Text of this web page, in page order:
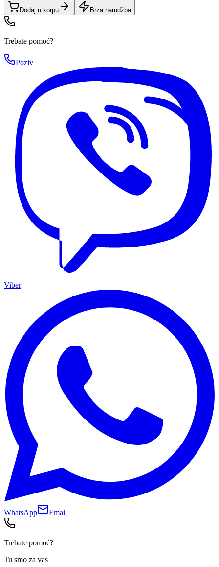
Dodaj u korpu Brza narudžba
Trebate pomoć?
Poziv
Viber
WhatsApp Email
Trebate pomoć?
Tu smo za vas